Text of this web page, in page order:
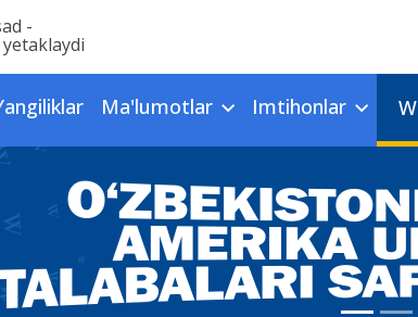
-
Ma'lumotlar Imtihonlar